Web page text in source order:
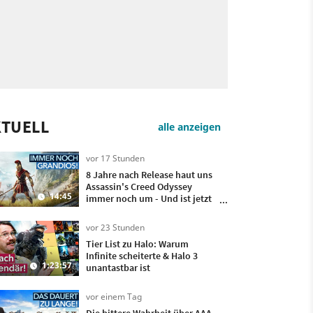
alle anzeigen
14:45
vor 17 Stunden
8 Jahre nach Release haut uns
Assassin's Creed Odyssey
immer noch um - Und ist jetzt
1:23:57
vor 23 Stunden
Tier List zu Halo: Warum
Infinite scheiterte & Halo 3
unantastbar ist
vor einem Tag